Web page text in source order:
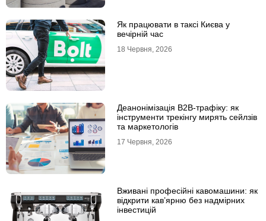
Як працювати в таксі Києва у
вечірній час
18 Червня, 2026
Деанонімізація B2B-трафіку: як
інструменти трекінгу мирять сейлзів
та маркетологів
17 Червня, 2026
Вживані професійні кавомашини: як
відкрити кав’ярню без надмірних
інвестицій